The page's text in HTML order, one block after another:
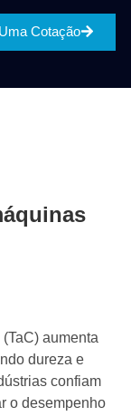
Cotação
aumenta
dureza e
confiam
o desempenho